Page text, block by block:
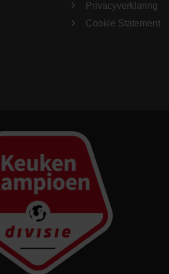
Privacyverklaring
Cookie Statement